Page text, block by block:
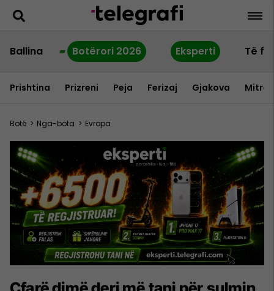
Ballina Botërori 2026 Eksperti Të
Prishtina Prizreni Peja Ferizaj Gjakova
Botë > Nga-bota > Evropa